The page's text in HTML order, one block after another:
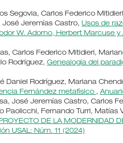
Segovia, Carlos Federico
Jeremías Castro, Usos de
W. Adorno, Herbert Marcuse
Carlos Federico Mitidieri,
Rodríguez, Genealogía del
Daniel Rodríguez, Mariana
Fernández metafísico ,
José Jeremías Castro, Carlos
Paolicchi, Fernando Turri, Matías
DE LA MODERNIDAD
USAL: Núm. 11 (2024)